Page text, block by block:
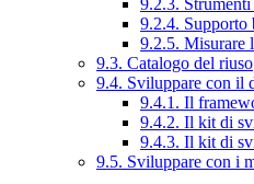
9.2.4. Supporto
9.2.5. Misurare
9.3. Catalogo del riuso
9.4. Sviluppare con il
9.4.1. Il
9.4.2. Il kit di
9.4.3. Il kit di
9.5. Sviluppare con i